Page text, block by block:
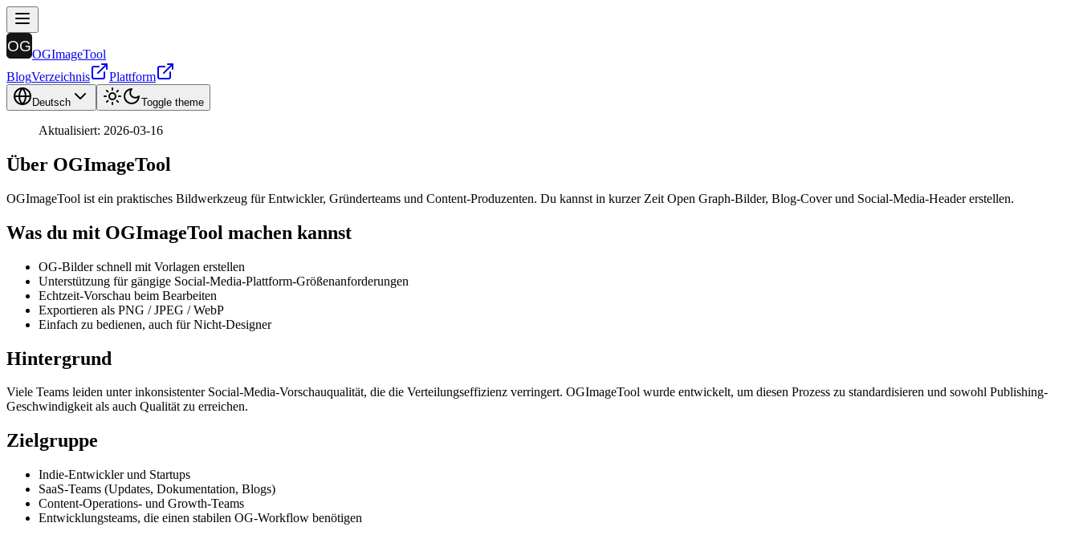
OGImageTool
BlogVerzeichnis Plattform
Deutsch Toggle theme
Aktualisiert: 2026-03-16
Über OGImageTool
OGImageTool ist ein praktisches Bildwerkzeug für Entwickler, Gründerteams und Content-Produzenten. Du kannst in kurzer Zeit Open Graph-Bilder, Blog-Cover und Social-Media-Header erstellen.
Was du mit OGImageTool machen kannst
OG-Bilder schnell mit Vorlagen erstellen
Unterstützung für gängige Social-Media-Plattform-Größenanforderungen
Echtzeit-Vorschau beim Bearbeiten
Exportieren als PNG / JPEG / WebP
Einfach zu bedienen, auch für Nicht-Designer
Hintergrund
Viele Teams leiden unter inkonsistenter Social-Media-Vorschauqualität, die die Verteilungseffizienz verringert. OGImageTool wurde entwickelt, um diesen Prozess zu standardisieren und sowohl Publishing-
Geschwindigkeit als auch Qualität zu erreichen.
Zielgruppe
Indie-Entwickler und Startups
SaaS-Teams (Updates, Dokumentation, Blogs)
Content-Operations- und Growth-Teams
Entwicklungsteams, die einen stabilen OG-Workflow benötigen